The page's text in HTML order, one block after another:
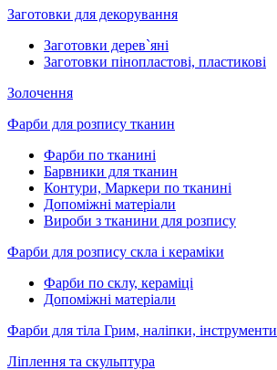
Заготовки для декорування
Заготовки дерев`яні
Заготовки пінопластові, пластикові
Золочення
Фарби для розпису тканин
Фарби по тканині
Барвники для тканин
Контури, Маркери по тканині
Допоміжні матеріали
Вироби з тканини для розпису
Фарби для розпису скла і кераміки
Фарби по склу, кераміці
Допоміжні матеріали
Фарби для тіла Грим, наліпки, інструменти
Ліплення та скульптура